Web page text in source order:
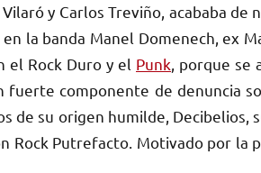
y Carlos Treviño, acababa
la banda Manel Domenech, ex
el Rock Duro y el Punk , porque
fuerte componente de denuncia
de su origen humilde, Decibelios,
Rock Putrefacto. Motivado por la